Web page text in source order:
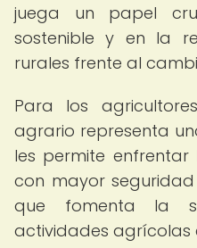
juega un papel
sostenible y en la
rurales frente al
Para los
agrario representa
les permite
con mayor
que fomenta la
actividades agrícolas